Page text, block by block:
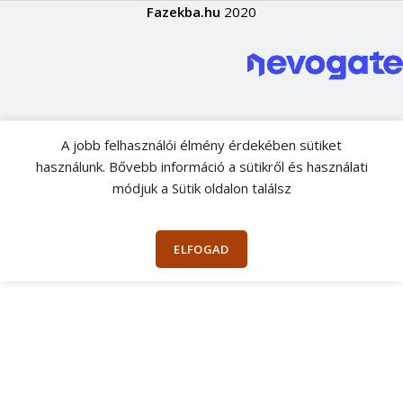
Fazekba.hu 2020
A jobb felhasználói élmény érdekében sütiket
használunk. Bővebb információ a sütikről és használati
módjuk a Sütik oldalon találsz
ELFOGAD